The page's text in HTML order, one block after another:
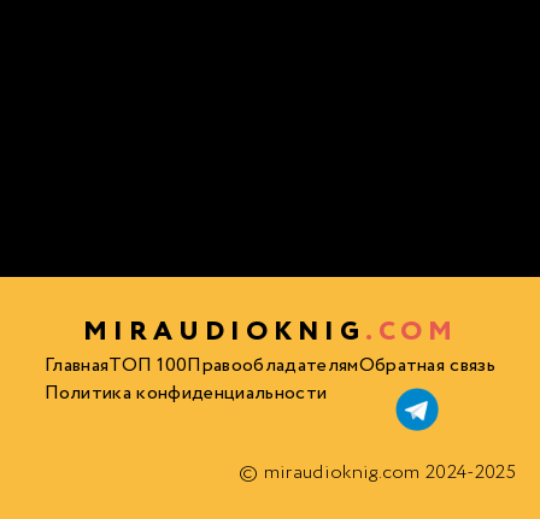
MIRAUDIOKNIG .COM
ГлавнаяТОП 100ПравообладателямОбратная связь
Политика конфиденциальности
© miraudioknig.com 2024-2025